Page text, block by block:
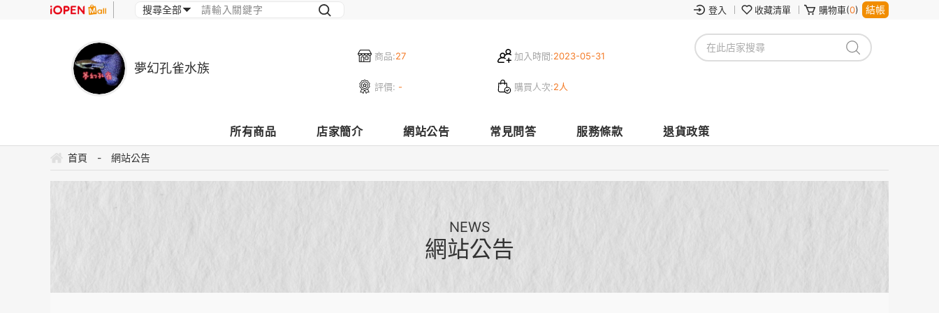
登入 收藏清單 購物車(0) 結帳
商品:27 加入時間:2023-05-31
評價: - 購買人次:2人
夢幻孔雀水族
所有商品 店家簡介 網站公告 常見問答 服務條款 退貨政策
首頁 - 網站公告
NEWS
網站公告